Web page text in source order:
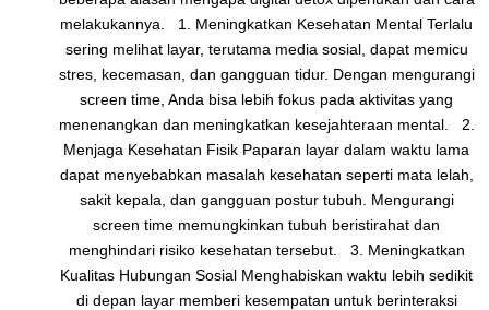
melakukannya. 1. Meningkatkan Kesehatan Mental Terlalu
sering melihat layar, terutama media sosial, dapat memicu
stres, kecemasan, dan gangguan tidur. Dengan mengurangi
screen time, Anda bisa lebih fokus pada aktivitas yang
menenangkan dan meningkatkan kesejahteraan mental. 2.
Menjaga Kesehatan Fisik Paparan layar dalam waktu lama
dapat menyebabkan masalah kesehatan seperti mata lelah,
sakit kepala, dan gangguan postur tubuh. Mengurangi
screen time memungkinkan tubuh beristirahat dan
menghindari risiko kesehatan tersebut. 3. Meningkatkan
Kualitas Hubungan Sosial Menghabiskan waktu lebih sedikit
di depan layar memberi kesempatan untuk berinteraksi